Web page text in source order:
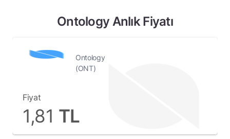
Ontology Anlık Fiyatı
Ontology
(ONT)
Fiyat
1,81 TL